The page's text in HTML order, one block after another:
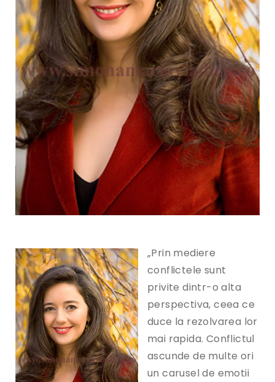
„Prin mediere
conflictele sunt
privite dintr-o alta
perspectiva, ceea ce
duce la rezolvarea lor
mai rapida. Conflictul
ascunde de multe ori
un carusel de emotii